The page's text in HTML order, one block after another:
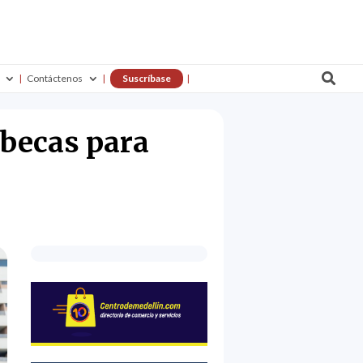
Contáctenos Suscríbase 
para